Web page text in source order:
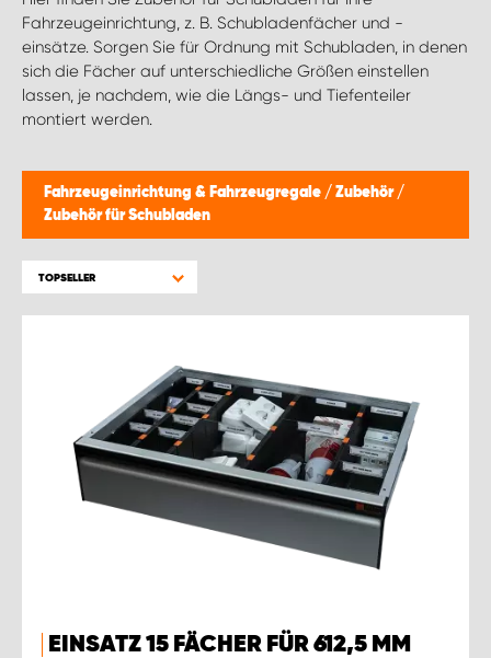
Fahrzeugeinrichtung, z. B. Schubladenfächer und -
einsätze. Sorgen Sie für Ordnung mit Schubladen, in denen
sich die Fächer auf unterschiedliche Größen einstellen
lassen, je nachdem, wie die Längs- und Tiefenteiler
montiert werden.
Fahrzeugeinrichtung & Fahrzeugregale / Zubehör /
Zubehör für Schubladen
TOPSELLER
EINSATZ 15 FÄCHER FÜR 612,5 MM